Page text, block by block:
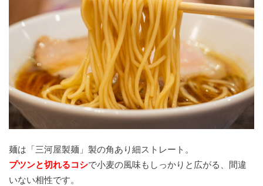
麺は「三河屋製麺」製の角あり細ストレート。
プツンと切れるコシで小麦の風味もしっかりと広がる、間違
いない相性です。